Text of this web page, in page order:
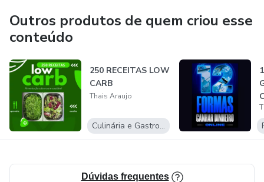
Outros produtos de quem criou esse
conteúdo
250 RECEITAS LOW
CARB
Thais Araujo
Culinária e Gastronomia
Dúvidas frequentes